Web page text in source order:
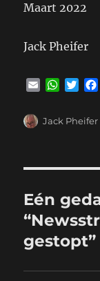
Maart 2022
Jack Pheifer
i
W
t
p
T
t
r
Auteur
Jack Pheifer
Eén
gestopt”